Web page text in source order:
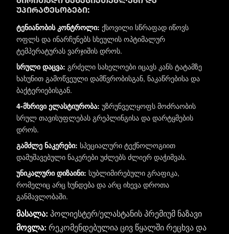
უპირატესობები:
ტენიანობის კონტროლი: ქსოვილი სწრაფად იწოვს
ოფლს და ინარჩუნებს სხეულის ოპტიმალურ
ტემპერატურას ვარჯიშის დროს.
სრული დაცვა: გრძელი სახელოები იცავს კანს ტატამზე
ხახუნით გამოწვეული დამწვრობისგან, ნაკაწრებისა და
ბაქტერიებისგან.
4-მხრივი ელასტიურობა: უზრუნველყოფს მოძრაობის
სრულ თავისუფლებას გრეპლინგისა და დარტყმების
დროს.
გამძლე ნაკერები: სპეციალური ტექნოლოგიით
დამუშავებული ნაკერები უძლებს ძლიერ დაჭიმვას.
უნიკალური დიზაინი: სუბლიმირებული გრაფიკა,
რომელიც არც ხუნდება და არც იხევა დროთა
განმავლობაში.
მასალა: პოლიესტერ/ელასტანის პრემიუმ ნაზავი
მოვლა: რეკომენდებულია ცივ წყალში რეცხვა და